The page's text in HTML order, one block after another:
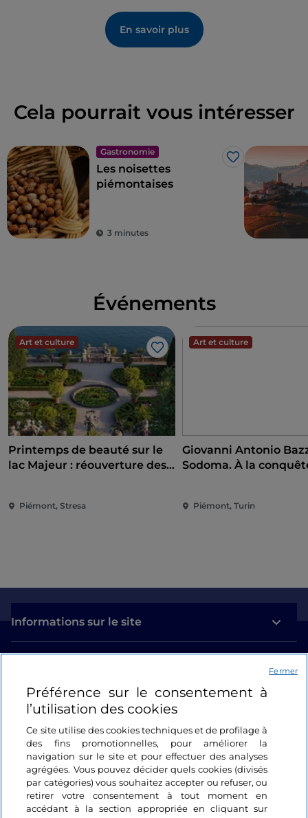
En savoir plus
Cela pourrait vous intéresser
Gastronomie
J’aime
Les noisettes
piémontaises
3 minutes
Événements
Art et culture
J’aime
Printemps de beauté sur le
lac Majeur : réouverture des
Piémont, Stresa
Art et culture
Giovanni Antonio
Sodoma. À la
Piémont, Turin
Informations sur le site
Se connecter
Suivez-nous
Préférence sur le consentement à
l’utilisation des cookies
Ce site utilise des cookies techniques et de profilage à
des fins promotionnelles, pour améliorer la
navigation sur le site et pour effectuer des analyses
agrégées. Vous pouvez décider quels cookies (divisés
par catégories) vous souhaitez accepter ou refuser, ou
retirer votre consentement à tout moment en
accédant à la section appropriée en cliquant sur
Fermer